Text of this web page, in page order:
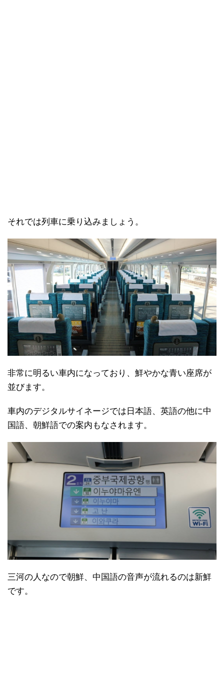
それでは列車に乗り込みましょう。
非常に明るい車内になっており、鮮やかな青い座席が
並びます。
車内のデジタルサイネージでは日本語、英語の他に中
国語、朝鮮語での案内もなされます。
三河の人なので朝鮮、中国語の音声が流れるのは新鮮
です。